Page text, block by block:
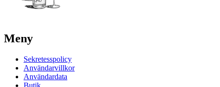
Meny
Sekretesspolicy
Användarvillkor
Användardata